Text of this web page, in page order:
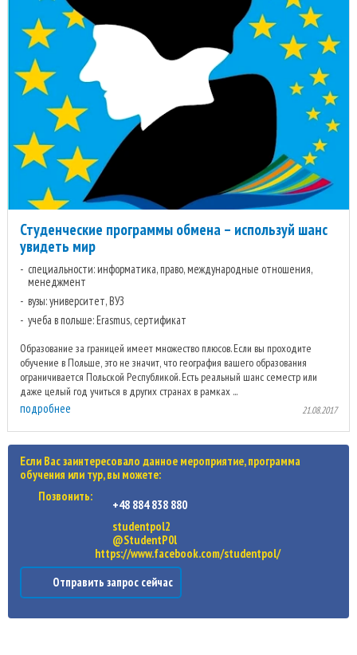
Студенческие программы обмена – используй шанс
увидеть мир
специальности: информатика, право, международные отношения,
менеджмент
вузы: университет, ВУЗ
учеба в польше: Erasmus, сертификат
Образование за границей имеет множество плюсов. Если вы проходите
обучение в Польше, это не значит, что география вашего образования
ограничивается Польской Республикой. Есть реальный шанс семестр или
даже целый год учиться в других странах в рамках ...
подробнее 21.08.2017
Если Вас заинтересовало данное мероприятие, программа
обучения или тур, вы можете:
Позвонить:
+48 884 838 880
studentpol2
@StudentP0l
https://www.facebook.com/studentpol/
Отправить запрос сейчас